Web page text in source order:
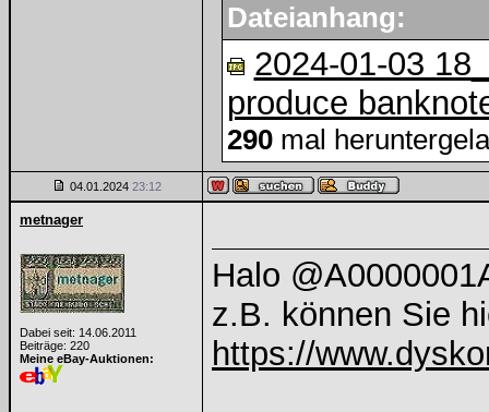
Dateianhang:
2024-01-03
produce
290mal
04.01.2024 23:12
metnager
Dabei seit: 14.06.2011
Beiträge: 220
Meine eBay-Auktionen:
Halo
z.B. können Sie
https://